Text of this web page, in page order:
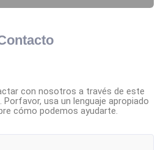
con nosotros a través de este
usa un lenguaje apropiado
cómo podemos ayudarte.